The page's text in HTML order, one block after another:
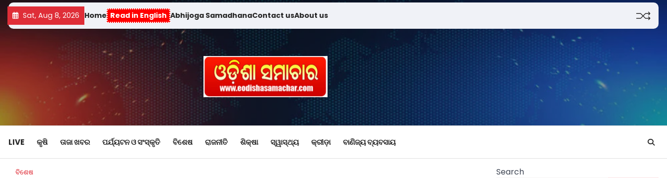
Sat, Aug 8, 2026 Home Read in English Abhijoga SamadhanaContact usAbout us
LIVE କୃଷି ତାଜା ଖବର ପର୍ଯ୍ୟଟନ ଓ ସଂସ୍କୃତି ବିଶେଷ ରାଜନୀତି ଶିକ୍ଷା ସ୍ୱାସ୍ଥ୍ୟ କ୍ରୀଡ଼ା ବାଣିଜ୍ୟ ବ୍ୟବସାୟ
ବିଶେଷ Search